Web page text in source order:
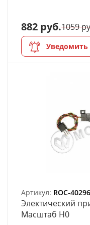
882 руб.1059
Уведомить
Артикул: ROC-
Электический
Масштаб H0